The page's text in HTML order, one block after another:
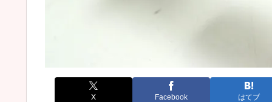
X Facebook はてブ